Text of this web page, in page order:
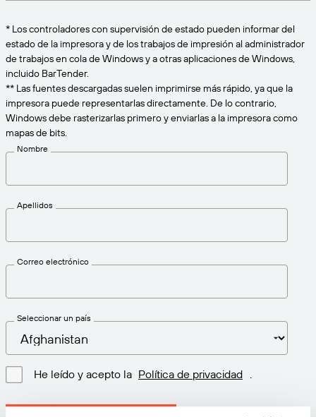
PRODUCTO
Precios
Prueba gratuita
Especificaciones técnicas
Descripción general de las soluciones
CONECTAR
Quiénes somos
Empleo
Prensa
Modelo de madurez para etiquetado y
Consiga el nivel de soporte adecuado para las
necesidades de su negocio.
* Los controladores con supervisión de estado pueden informar del
estado de la impresora y de los trabajos de impresión al administrador
de trabajos en cola de Windows y a otras aplicaciones de Windows,
incluido BarTender.
** Las fuentes descargadas suelen imprimirse más rápido, ya que la
impresora puede representarlas directamente. De lo contrario,
Windows debe rasterizarlas primero y enviarlas a la impresora como
mapas de bits.
Nombre
Apellidos
Correo electrónico
Seleccionar un país
He leído y acepto la Política de privacidad